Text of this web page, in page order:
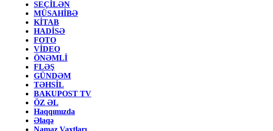
SEÇİLƏN
MÜSAHİBƏ
KİTAB
HADİSƏ
FOTO
VİDEO
ÖNƏMLİ
FLƏŞ
GÜNDƏM
TƏHSİL
BAKUPOST TV
ÖZ ƏL
Haqqımızda
Əlaqə
Namaz Vaxtları